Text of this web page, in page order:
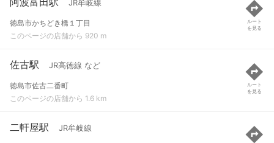
JR牟岐線
徳島市かちどき橋１丁目
このページの店舗から 920 m
ルート
を見る
佐古駅 JR高徳線 など
徳島市佐古二番町
このページの店舗から 1.6 km
ルート
を見る
二軒屋駅 JR牟岐線